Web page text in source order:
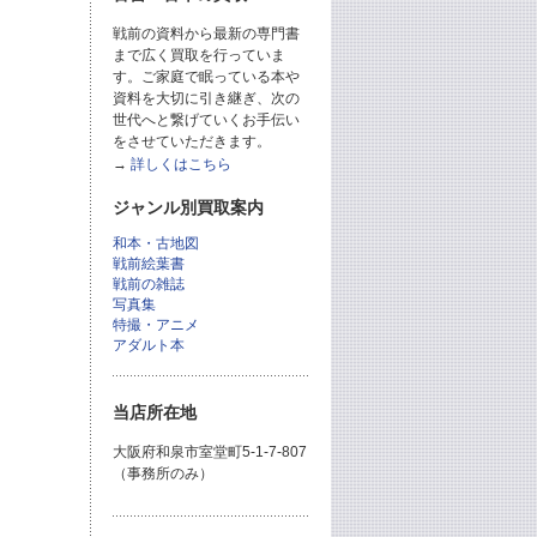
戦前の資料から最新の専門書
まで広く買取を行っていま
す。ご家庭で眠っている本や
資料を大切に引き継ぎ、次の
世代へと繋げていくお手伝い
をさせていただきます。
→ 詳しくはこちら
ジャンル別買取案内
和本・古地図
戦前絵葉書
戦前の雑誌
写真集
特撮・アニメ
アダルト本
当店所在地
大阪府和泉市室堂町5-1-7-807
（事務所のみ）